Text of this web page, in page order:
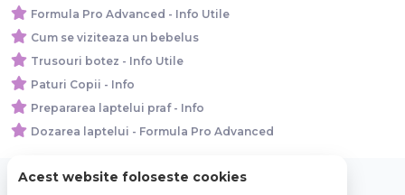
Formula Pro Advanced - Info Utile
Cum se viziteaza un bebelus
Trusouri botez - Info Utile
Paturi Copii - Info
Prepararea laptelui praf - Info
Dozarea laptelui - Formula Pro Advanced
Acest website foloseste cookies